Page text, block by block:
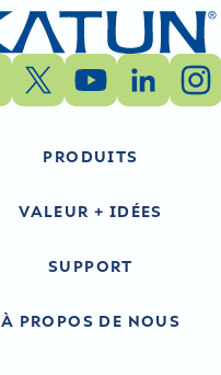
PRODUITS
VALEUR + IDÉES
SUPPORT
À PROPOS DE NOUS